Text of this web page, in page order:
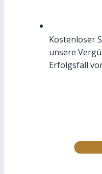
Kostenloser
unsere
Erfolgsfall